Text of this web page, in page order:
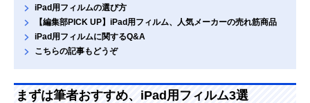
iPad用フィルムの選び方
【編集部PICK UP】iPad用フィルム、人気メーカーの売れ筋商品
iPad用フィルムに関するQ&A
こちらの記事もどうぞ
まずは筆者おすすめ、iPad用フィルム3選